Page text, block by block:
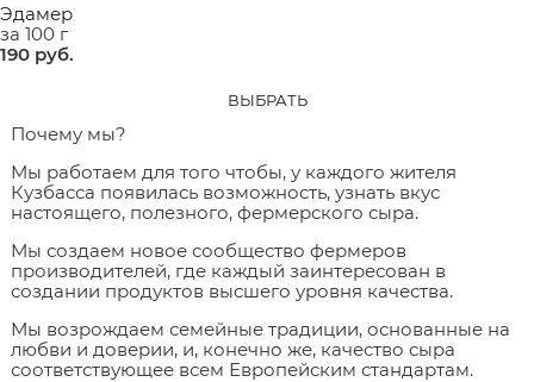
Эдамер
за 100 г
190 руб.
ВЫБРАТЬ
Почему мы?
Мы работаем для того чтобы, у каждого жителя
Кузбасса появилась возможность, узнать вкус
настоящего, полезного, фермерского сыра.
Мы создаем новое сообщество фермеров
производителей, где каждый заинтересован в
создании продуктов высшего уровня качества.
Мы возрождаем семейные традиции, основанные на
любви и доверии, и, конечно же, качество сыра
соответствующее всем Европейским стандартам.